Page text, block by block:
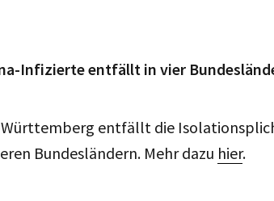
Infizierte entfällt in vier
Württemberg entfällt die
Bundesländern. Mehr dazu hier.